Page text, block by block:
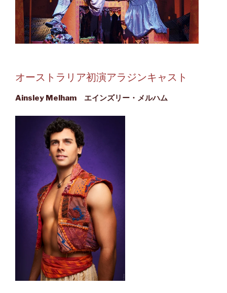
オーストラリア初演アラジンキャスト
Ainsley Melham エインズリー・メルハム